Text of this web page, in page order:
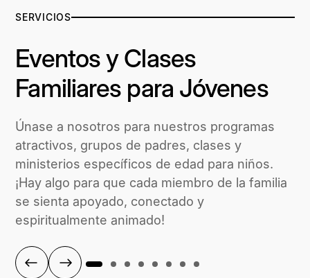
SERVICIOS
Eventos y Clases
Familiares para Jóvenes
Únase a nosotros para nuestros programas
atractivos, grupos de padres, clases y
ministerios específicos de edad para niños.
¡Hay algo para que cada miembro de la familia
se sienta apoyado, conectado y
espiritualmente animado!